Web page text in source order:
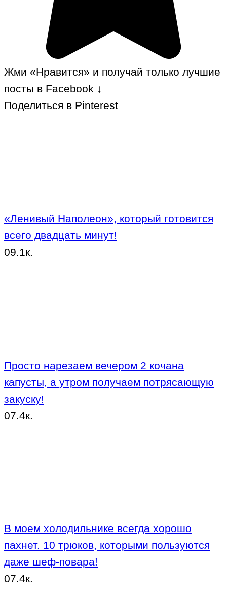
Жми «Нравится» и получай только лучшие
посты в Facebook ↓
Поделиться в Pinterest
«Ленивый Наполеон», который готовится
всего двадцать минут!
09.1к.
Просто нарезаем вечером 2 кочана
капусты, а утром получаем потрясающую
закуску!
07.4к.
В моем холодильнике всегда хорошо
пахнет. 10 трюков, которыми пользуются
даже шеф-повара!
07.4к.